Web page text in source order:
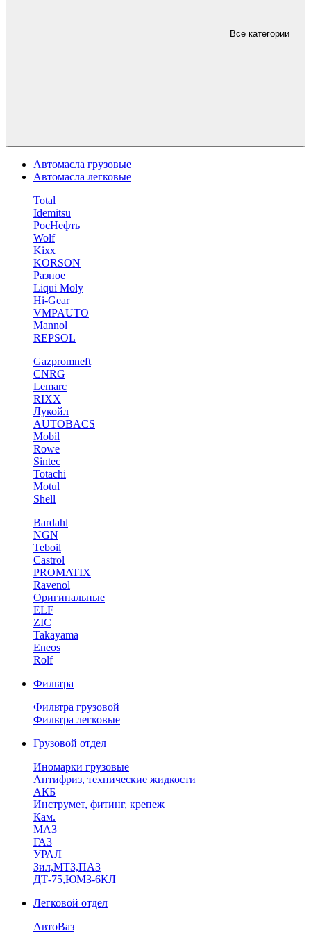
Все категории
Автомасла грузовые
Автомасла легковые
Total
Idemitsu
РосНефть
Wolf
Kixx
KORSON
Разное
Liqui Moly
Hi-Gear
VMPAUTO
Mannol
REPSOL
Gazpromneft
CNRG
Lemarc
RIXX
Лукойл
AUTOBACS
Mobil
Rowe
Sintec
Totachi
Motul
Shell
Bardahl
NGN
Teboil
Castrol
PROMATIX
Ravenol
Оригинальные
ELF
ZIC
Takayama
Eneos
Rolf
Фильтра
Фильтра грузовой
Фильтра легковые
Грузовой отдел
Иномарки грузовые
Антифриз, технические жидкости
АКБ
Инструмет, фитинг, крепеж
Кам.
МАЗ
ГА3
УРАЛ
Зил,МТЗ,ПАЗ
ДТ-75,ЮМЗ-6КЛ
Легковой отдел
АвтоВаз